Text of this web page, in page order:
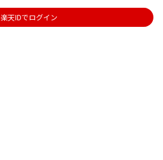
楽天IDでログイン